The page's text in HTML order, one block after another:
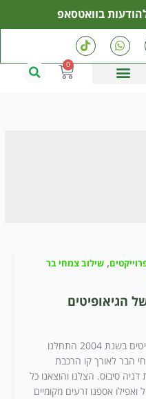
בוואטסאפ
W
h
a
t
T
i
k
0
עגלת
, שילוב צמחי בר
הגיאופיטים
רכבת לירושלים – השבה של הגיאופיטים בשנת 2004 התחלנו
הבר לאורך קו הרכבת
סיבוס. הצלנו והוצאנו כל
אספנו זרעים מקומיים